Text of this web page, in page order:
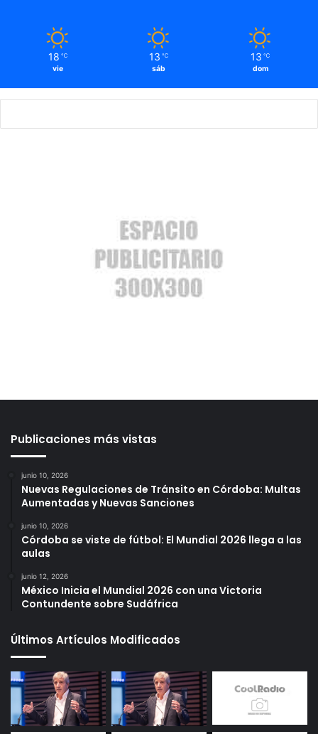
18 ℃
vie
13 ℃
sáb
13 ℃
dom
Publicaciones más vistas
junio 10, 2026
Nuevas Regulaciones de Tránsito en Córdoba: Multas
Aumentadas y Nuevas Sanciones
junio 10, 2026
Córdoba se viste de fútbol: El Mundial 2026 llega a las
aulas
junio 12, 2026
México Inicia el Mundial 2026 con una Victoria
Contundente sobre Sudáfrica
Últimos Artículos Modificados